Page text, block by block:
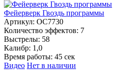
Фейерверк Гвоздь программы
Артикул: ОС7730
Количество эффектов: 7
Выстрелы: 58
Калибр: 1,0
Время работы: 45 сек
Видео Нет в наличии